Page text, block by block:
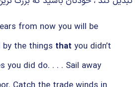
from now you will be
the things that you didn’t
you did do. . . . Sail away